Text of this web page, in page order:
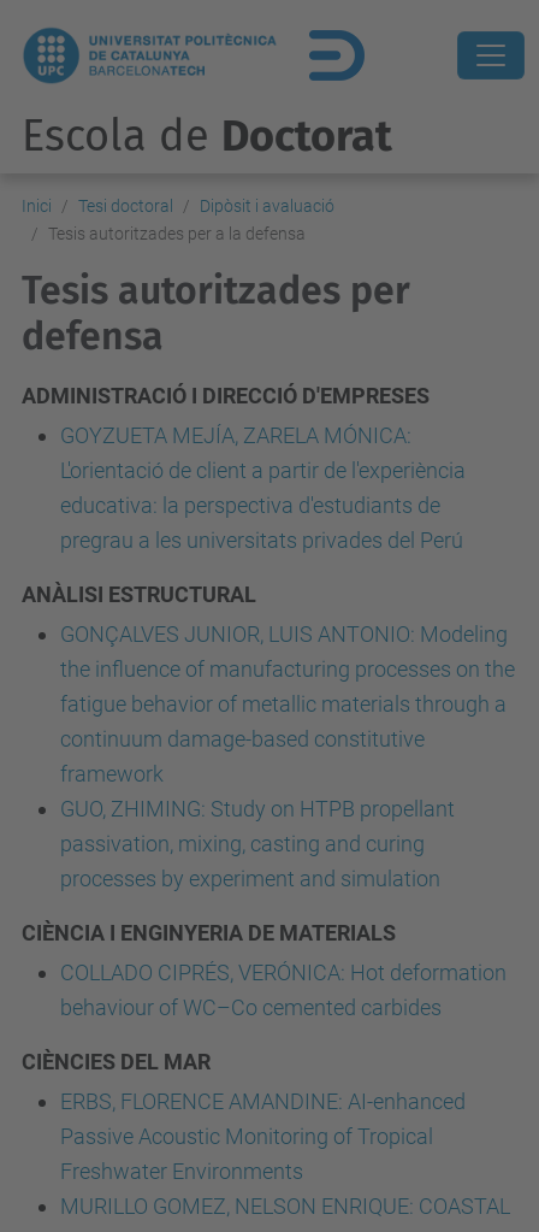
Escola de Doctorat
Inici Tesi doctoral
Dipòsit i avaluació
Tesis autoritzades per a la defensa
Tesis autoritzades per
defensa
ADMINISTRACIÓ I DIRECCIÓ D'EMPRESES
GOYZUETA MEJÍA, ZARELA MÓNICA:
L'orientació de client a partir de l'experiència
educativa: la perspectiva d'estudiants de
pregrau a les universitats privades del Perú
ANÀLISI ESTRUCTURAL
GONÇALVES JUNIOR, LUIS ANTONIO: Modeling
the influence of manufacturing processes on the
fatigue behavior of metallic materials through a
continuum damage-based constitutive
framework
GUO, ZHIMING: Study on HTPB propellant
passivation, mixing, casting and curing
processes by experiment and simulation
CIÈNCIA I ENGINYERIA DE MATERIALS
COLLADO CIPRÉS, VERÓNICA: Hot deformation
behaviour of WC–Co cemented carbides
CIÈNCIES DEL MAR
ERBS, FLORENCE AMANDINE: AI-enhanced
Passive Acoustic Monitoring of Tropical
Freshwater Environments
MURILLO GOMEZ, NELSON ENRIQUE: COASTAL